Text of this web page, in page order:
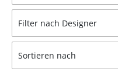
Bänke & Liegen
Sitzsäcke
Filter nach Designer
Sortieren nach